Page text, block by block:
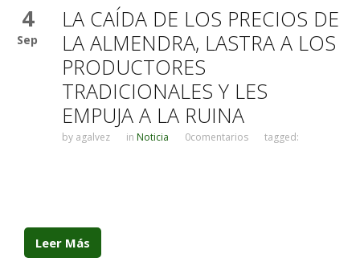
4
Sep
LA CAÍDA DE LOS PRECIOS DE
LA ALMENDRA, LASTRA A LOS
PRODUCTORES
TRADICIONALES Y LES
EMPUJA A LA RUINA
by agalvez in Noticia 0comentarios tagged:
Leer Más